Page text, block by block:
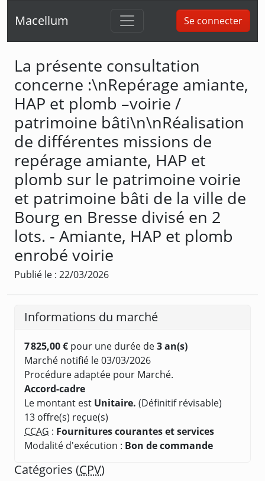
Macellum Se connecter
La présente consultation
concerne :\nRepérage amiante,
HAP et plomb –voirie /
patrimoine bâti\n\nRéalisation
de différentes missions de
repérage amiante, HAP et
plomb sur le patrimoine voirie
et patrimoine bâti de la ville de
Bourg en Bresse divisé en 2
lots. - Amiante, HAP et plomb
enrobé voirie
Publié le : 22/03/2026
Informations du marché
7 825,00 € pour une durée de3 an(s)
Marché notifié le 03/03/2026
Procédure adaptée pour Marché.
Accord-cadre
Le montant est Unitaire. (Définitif révisable)
13 offre(s) reçue(s)
CCAG : Fournitures courantes et services
Modalité d'exécution : Bon de commande
Catégories (CPV)